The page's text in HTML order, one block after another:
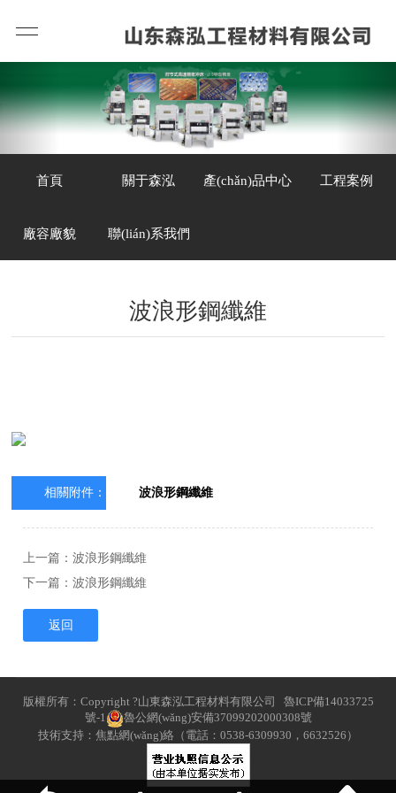
首頁 關于森泓 產(chǎn)品中心 工程案例
廠容廠貌 聯(lián)系我們
波浪形鋼纖維
相關附件： 波浪形鋼纖維
上一篇：波浪形鋼纖維
下一篇：波浪形鋼纖維
返回
版權所有：Copyright ?山東森泓工程材料有限公司 魯ICP備14033725
號-1
魯公網(wǎng)安備37099202000308號
技術支持：焦點網(wǎng)絡（電話：0538-6309930，6632526）